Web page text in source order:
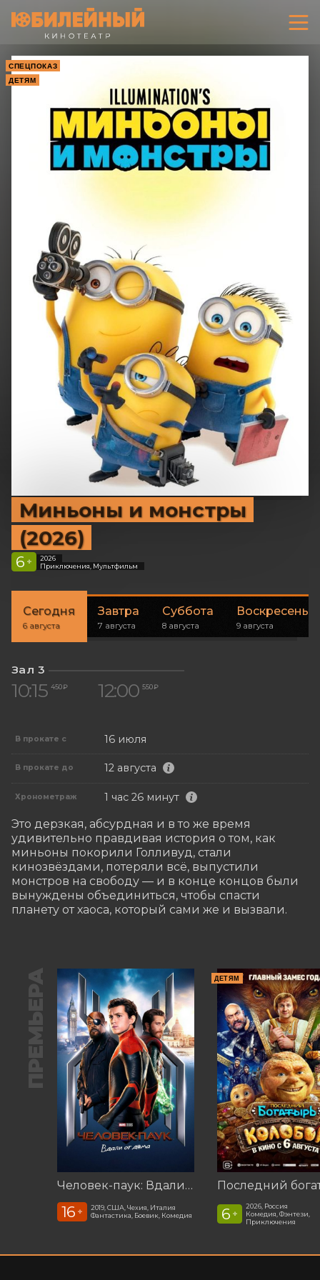
СПЕЦПОКАЗ
ДЕТЯМ
Миньоны и монстры
(2026)
6 +
2026
Приключения, Мультфильм
Сегодня
6 августа
Завтра
7 августа
Суббота
8 августа
Воскресенье
9 августа
Зал 3
10:15 450 ₽ 12:00 550 ₽
В прокате с 16 июля
В прокате до 12 августа
Хронометраж 1 час 26 минут
Это дерзкая, абсурдная и в то же время
удивительно правдивая история о том, как
миньоны покорили Голливуд, стали
кинозвёздами, потеряли всё, выпустили
монстров на свободу — и в конце концов были
вынуждены объединиться, чтобы спасти
планету от хаоса, который сами же и вызвали.
ПРЕМЬЕРА
Человек-паук: Вдали от дома (2019)
16 +
2019, США, Чехия, Италия
Фантастика, Боевик, Комедия
ДЕТЯМ
6 +
2026, Россия
Комедия, Фэнтези,
Приключения